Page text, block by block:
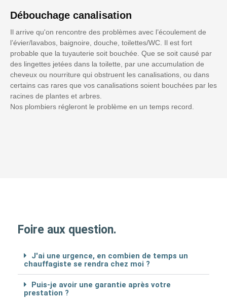
Débouchage canalisation
Il arrive qu'on rencontre des problèmes avec l’écoulement de
l’évier/lavabos, baignoire, douche, toilettes/WC. Il est fort
probable que la tuyauterie soit bouchée. Que se soit causé par
des lingettes jetées dans la toilette, par une accumulation de
cheveux ou nourriture qui obstruent les canalisations, ou dans
certains cas rares que vos canalisations soient bouchées par les
racines de plantes et arbres.
Nos plombiers régleront le problème en un temps record.
Foire aux question.
J'ai une urgence, en combien de temps un
chauffagiste se rendra chez moi ?
Puis-je avoir une garantie après votre
prestation ?